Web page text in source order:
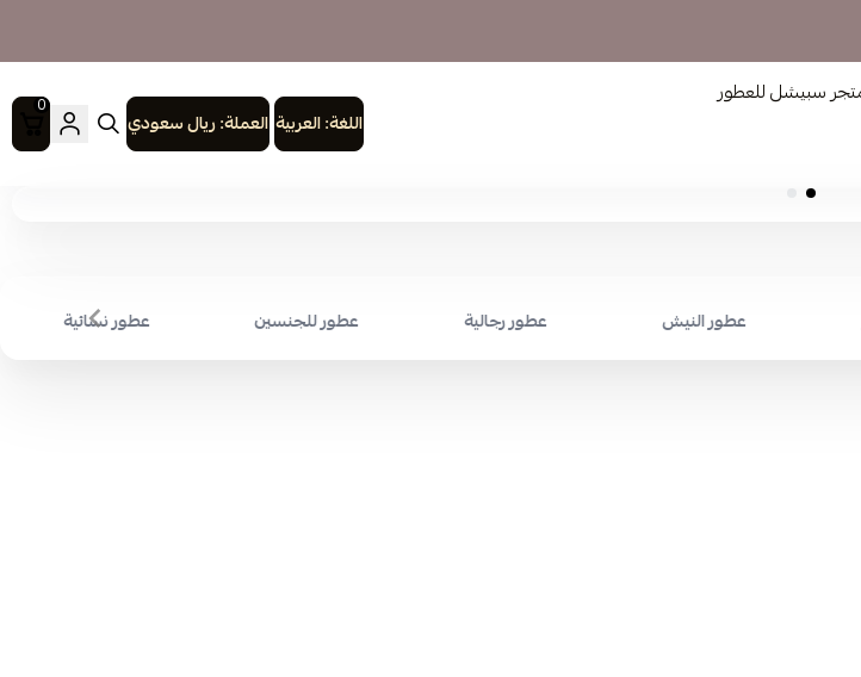
اللغة:العربية العملة:ريال سعودي
0
عطور النيش عطور رجالية عطور للجنسين عطور نسائية